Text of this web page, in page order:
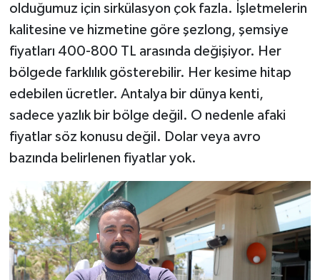
olduğumuz için sirkülasyon çok fazla. İşletmelerin
kalitesine ve hizmetine göre şezlong, şemsiye
fiyatları 400-800 TL arasında değişiyor. Her
bölgede farklılık gösterebilir. Her kesime hitap
edebilen ücretler. Antalya bir dünya kenti,
sadece yazlık bir bölge değil. O nedenle afaki
fiyatlar söz konusu değil. Dolar veya avro
bazında belirlenen fiyatlar yok.